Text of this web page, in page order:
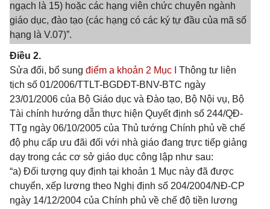
ngạch là 15) hoặc các hạng viên chức chuyên ngành
giáo dục, đào tạo (các hạng có các ký tự đầu của mã số
hạng là V.07)”.
Điều 2.
Sửa đổi, bổ sung điểm a khoản 2 Mục I
Thông tư liên
tịch số 01/2006/TTLT-BGDĐT-BNV-BTC ngày
23/01/2006 của Bộ Giáo dục và Đào tạo, Bộ Nội vụ, Bộ
Tài chính hướng dẫn thực hiện Quyết định số 244/QĐ-
TTg ngày 06/10/2005 của Thủ tướng Chính phủ về chế
độ phụ cấp ưu đãi đối với nhà giáo đang trực tiếp giảng
dạy trong các cơ sở giáo dục công lập như sau:
“a) Đối tượng quy định tại khoản 1 Mục này đã được
chuyển, xếp lương theo Nghị định số 204/2004/NĐ-CP
ngày 14/12/2004 của Chính phủ về chế độ tiền lương